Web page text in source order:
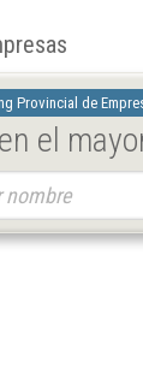
Provincial de
el